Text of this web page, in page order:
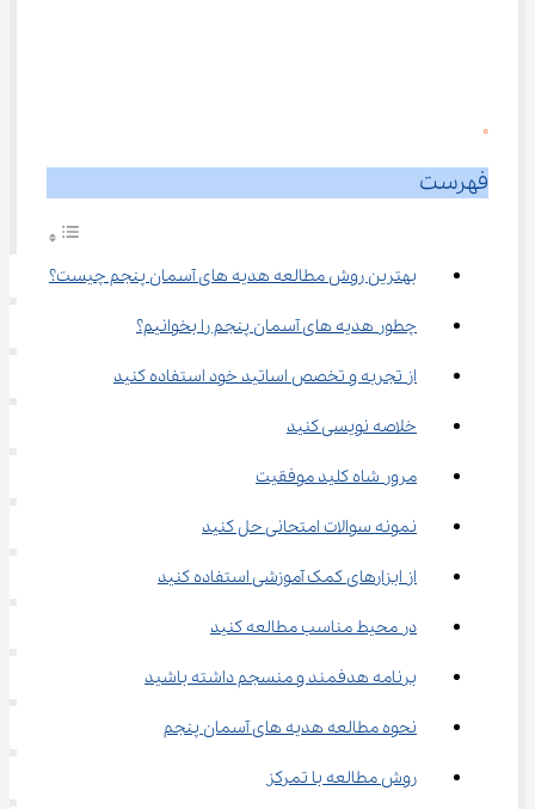
0
فهرست
بهترین روش مطالعه هدیه ‌های آسمان پنجم چیست؟
چطور هدیه ‌های آسمان پنجم را بخوانیم؟
از تجربه و تخصص اساتید خود استفاده کنید
خلاصه نویسی کنید
مرور شاه کلید موفقیت
نمونه سوالات امتحانی حل کنید
از ابزارهای کمک آموزشی استفاده کنید
در محیط مناسب مطالعه کنید
برنامه هدفمند و منسجم داشته باشید
نحوه مطالعه هدیه‌ های آسمان پنجم
روش مطالعه با تمرکز